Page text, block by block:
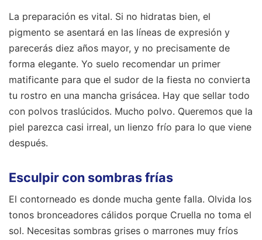
La preparación es vital. Si no hidratas bien, el
pigmento se asentará en las líneas de expresión y
parecerás diez años mayor, y no precisamente de
forma elegante. Yo suelo recomendar un primer
matificante para que el sudor de la fiesta no convierta
tu rostro en una mancha grisácea. Hay que sellar todo
con polvos traslúcidos. Mucho polvo. Queremos que la
piel parezca casi irreal, un lienzo frío para lo que viene
después.
Esculpir con sombras frías
El contorneado es donde mucha gente falla. Olvida los
tonos bronceadores cálidos porque Cruella no toma el
sol. Necesitas sombras grises o marrones muy fríos